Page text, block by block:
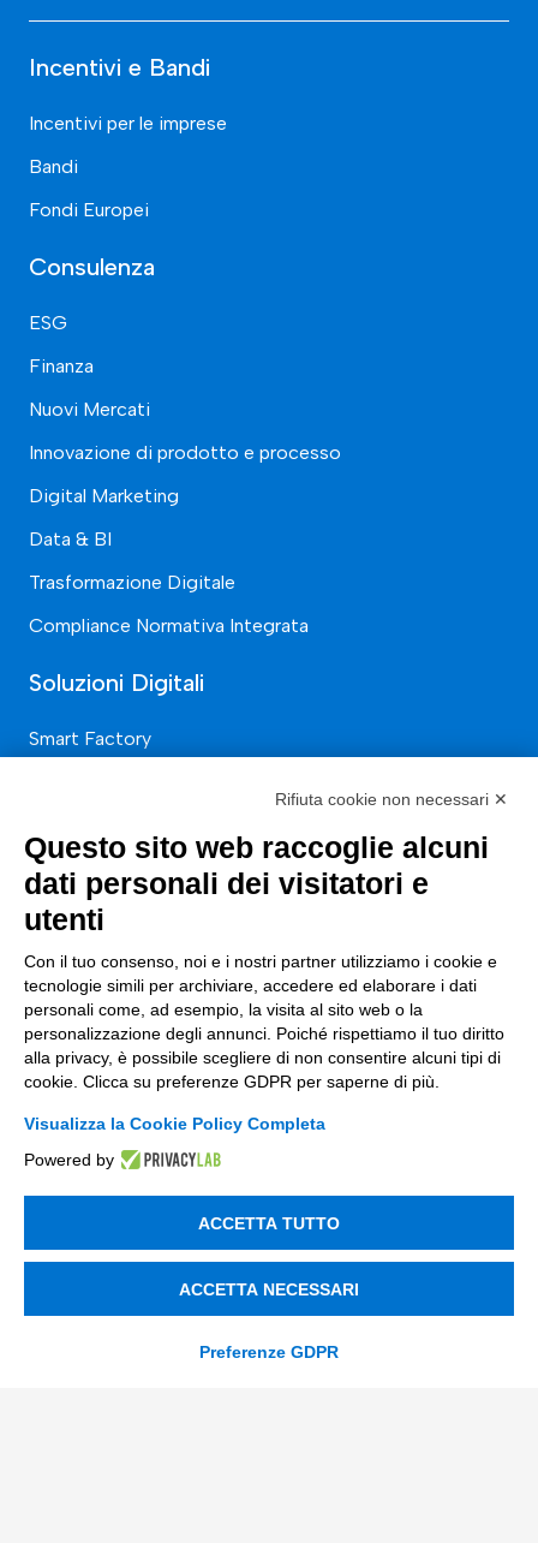
Incentivi e Bandi
Incentivi per le imprese
Bandi
Fondi Europei
Consulenza
ESG
Finanza
Nuovi Mercati
Innovazione di prodotto e processo
Digital Marketing
Data & BI
Trasformazione Digitale
Compliance Normativa Integrata
Soluzioni Digitali
Smart Factory
Soluzioni AI
Compliance
Contacts
info@tinextainnovationhub.com
+39 0522 733711
Sede Legale: Corso Mazzini, 11 42015 Correggio (RE)
Privacy Policy
Società Trasparente
© 2026 Tinexta Innovation Hub S.p.A
Rifiuta cookie non necessari ✕
Questo sito web raccoglie alcuni
dati personali dei visitatori e
utenti
Con il tuo consenso, noi e i nostri partner utilizziamo i cookie e
tecnologie simili per archiviare, accedere ed elaborare i dati
personali come, ad esempio, la visita al sito web o la
personalizzazione degli annunci. Poiché rispettiamo il tuo diritto
alla privacy, è possibile scegliere di non consentire alcuni tipi di
cookie. Clicca su preferenze GDPR per saperne di più.
Visualizza la Cookie Policy Completa
Powered by
ACCETTA TUTTO
ACCETTA NECESSARI
Preferenze GDPR